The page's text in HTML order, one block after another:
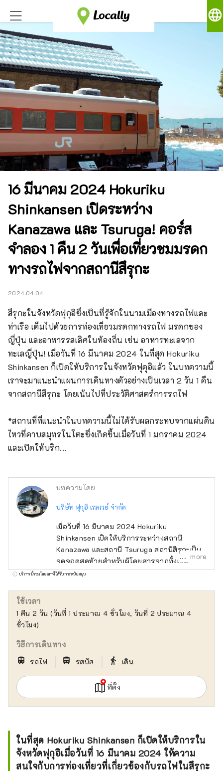
language
16 มีนาคม 2024 Hokuriku
Shinkansen เปิดระหว่าง
Kanazawa และ Tsuruga! คอร์ส
จำลอง 1 คืน 2 วันเพื่อเที่ยวชมมรดก
ทางรถไฟจากสถานีสึรุกะ
2024.04.04
สึรุกะในจังหวัดฟุกุอิซึ่งเป็นที่รู้จักในนามเมืองทางรถไฟและ
ท่าเรือ เต็มไปด้วยการท่องเที่ยวมรดกทางรถไฟ มรดกของ
ญี่ปุ่น และอาหารรสเลิศในท้องถิ่น เช่น อาหารทะเลจาก
ทะเลญี่ปุ่น! เมื่อวันที่ 16 มีนาคม 2024 ในที่สุด Hokuriku
Shinkansen ก็เปิดให้บริการในจังหวัดฟุคุอิแล้ว ในบทความนี้
เราจะมาแนะนำแผนการเดินทางตัวอย่างเป็นเวลา 2 วัน 1 คืน
จากสถานีสึรุกะ โดยเน้นไปที่ประวัติศาสตร์การรถไฟ
*สถานที่ที่แนะนำในบทความนี้ไม่ได้รับผลกระทบจากแผ่นดิน
ไหวที่คาบสมุทรโนโตะซึ่งเกิดขึ้นเมื่อวันที่ 1 มกราคม 2024
และเปิดให้บริก...
บทความโดย
บริษัท ฟุกุอิ เรลเวย์ จำกัด
เมื่อวันที่ 16 มีนาคม 2024 Hokuriku
Shinkansen เปิดให้บริการระหว่างสถานี
Kanazawa และสถานี Tsuruga สถานีสึรุกะเป็น
จุดจอดสุดท้ายสำหรับผู้โดยสารจากทั้งเขต
มหานครโตเกียวและเขตคันไซ และดึงดูดความ
ทะเลญี่ปุ่นที่มีทางรถไฟวิ่ง ดังนั้นจึงเป็นที่นิยม
แม้แต่ในหมู่ผู้ชื่นชอบรถไฟ มีสถานที่ท่องเที่ยว
อุโมงค์สายโฮคุริกุเก่าแก่ที่เป็นมรดกของญี่ปุ่นบน
ยุโรป'' ก็วิ่งรถไฟสายตรงไปยังท่าเรือสึรุกะ ซึ่ง
ได้รับการพัฒนาให้เป็นหนึ่งในผู้นำ ท่าเรือ
ระหว่างประเทศฝั่งทะเลญี่ปุ่น เราจะยังคงให้
บริการรถบัสประจำทางและแผนการท่องเที่ยว
ทำไมไม่ลองออกเดินทางสัมผัสประสบการณ์อัน
น่าตื่นเต้นเหนือจินตนาการดูล่ะ?
more
บริการนี้รวมโฆษณาที่ได้รับการสนับสนุน
ใช้เวลา
1 คืน 2 วัน (วันที่ 1 ประมาณ 4 ชั่วโมง, วันที่ 2 ประมาณ 4
ชั่วโมง)
วิธีการเดินทาง
train รถไฟ directions_bus_filled รสบัส directions_walk เดิน
ที่ตั้ง
ในที่สุด Hokuriku Shinkansen ก็เปิดให้บริการใน
จังหวัดฟุกุอิเมื่อวันที่ 16 มีนาคม 2024 ให้ความ
สนใจกับการท่องเที่ยวที่เกี่ยวข้องกับรถไฟในสึรุกะ